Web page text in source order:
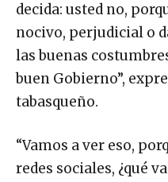
decida: usted no,
nocivo, perjudicial o
las buenas
buen Gobierno”,
tabasqueño.
“Vamos a ver eso,
redes sociales, ¿qué